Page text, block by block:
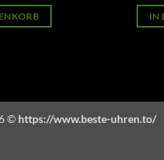
€
ist:
269.00 €.
IN
© https://www.beste-uhren.to/